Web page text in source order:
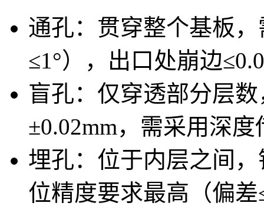
通孔：贯穿整个基板
≤1°），出口处崩边
盲孔：仅穿透部分层
±0.02mm，需采用深
埋孔：位于内层之间
位精度要求最高（偏差